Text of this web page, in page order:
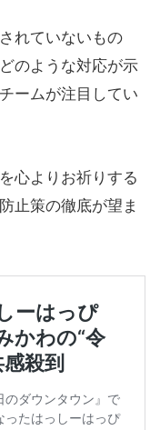
れていないもの
のような対応が示
ームが注目してい
心よりお祈りする
止策の徹底が望ま